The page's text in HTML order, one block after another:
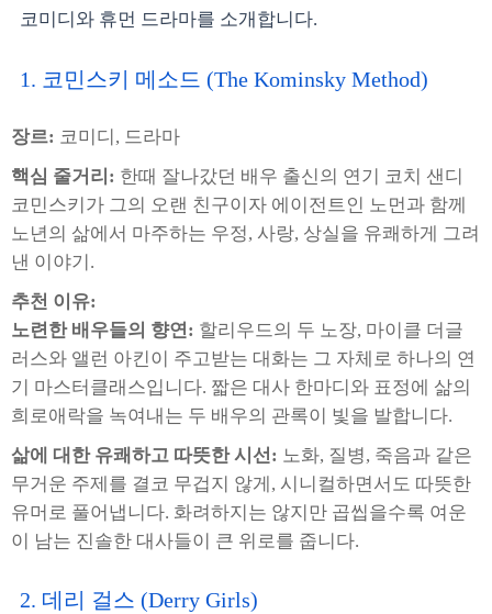
코미디와 휴먼 드라마를 소개합니다.
1. 코민스키 메소드 (The Kominsky Method)
장르: 코미디, 드라마
핵심 줄거리: 한때 잘나갔던 배우 출신의 연기 코치 샌디
코민스키가 그의 오랜 친구이자 에이전트인 노먼과 함께
노년의 삶에서 마주하는 우정, 사랑, 상실을 유쾌하게 그려
낸 이야기.
추천 이유:
노련한 배우들의 향연: 할리우드의 두 노장, 마이클 더글
러스와 앨런 아킨이 주고받는 대화는 그 자체로 하나의 연
기 마스터클래스입니다. 짧은 대사 한마디와 표정에 삶의
희로애락을 녹여내는 두 배우의 관록이 빛을 발합니다.
삶에 대한 유쾌하고 따뜻한 시선: 노화, 질병, 죽음과 같은
무거운 주제를 결코 무겁지 않게, 시니컬하면서도 따뜻한
유머로 풀어냅니다. 화려하지는 않지만 곱씹을수록 여운
이 남는 진솔한 대사들이 큰 위로를 줍니다.
2. 데리 걸스 (Derry Girls)